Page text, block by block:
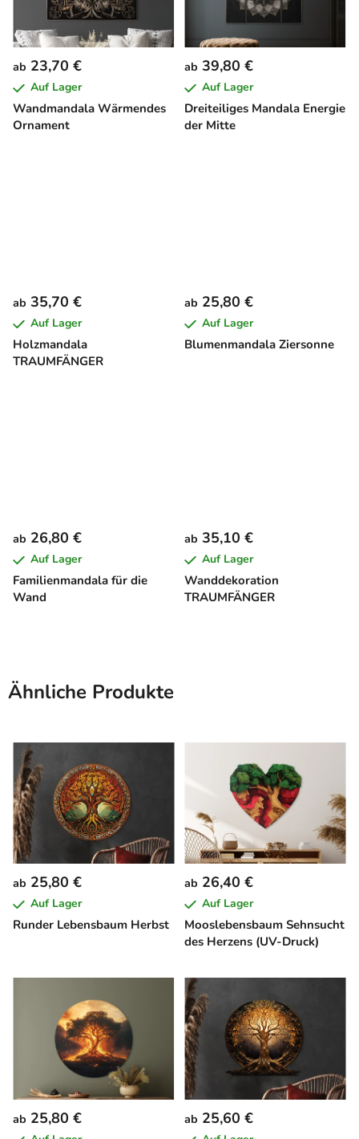
Wandmandala Wärmendes
Ornament
ab 23,70 €
Auf Lager
Dreiteiliges Mandala Energie
der Mitte
ab 39,80 €
Auf Lager
Holzmandala
TRAUMFÄNGER
ab 35,70 €
Auf Lager
Blumenmandala Ziersonne
ab 25,80 €
Auf Lager
Familienmandala für die
Wand
ab 26,80 €
Auf Lager
Wanddekoration
TRAUMFÄNGER
ab 35,10 €
Auf Lager
Ähnliche Produkte
Runder Lebensbaum Herbst
ab 25,80 €
Auf Lager
Mooslebensbaum Sehnsucht
des Herzens (UV-Druck)
ab 26,40 €
Auf Lager
ab 25,80 € ab 25,60 €